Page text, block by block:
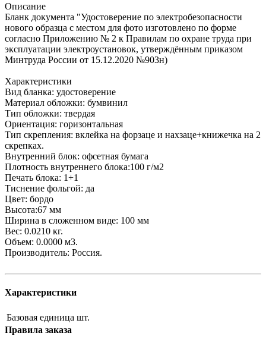
Описание
Бланк документа "Удостоверение по электробезопасности
нового образца с местом для фото изготовлено по форме
согласно Приложению № 2 к Правилам по охране труда при
эксплуатации электроустановок, утверждённым приказом
Минтруда России от 15.12.2020 №903н)
Характеристики
Вид бланка: удостоверение
Материал обложки: бумвинил
Тип обложки: твердая
Ориентация: горизонтальная
Тип скрепления: вклейка на форзаце и нахзаце+книжечка на 2
скрепках.
Внутренний блок: офсетная бумага
Плотность внутреннего блока:100 г/м2
Печать блока: 1+1
Тиснение фольгой: да
Цвет: бордо
Высота:67 мм
Ширина в сложенном виде: 100 мм
Вес: 0.0210 кг.
Объем: 0.0000 м3.
Производитель: Россия.
Характеристики
Базовая единица шт.
Правила заказа